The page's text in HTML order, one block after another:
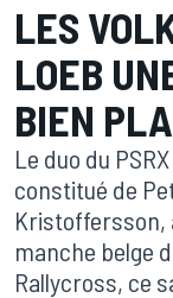
LES
LOEB
BIEN
Le duo du
constitué de
Kristoffersson,
manche belge
Rallycross, ce